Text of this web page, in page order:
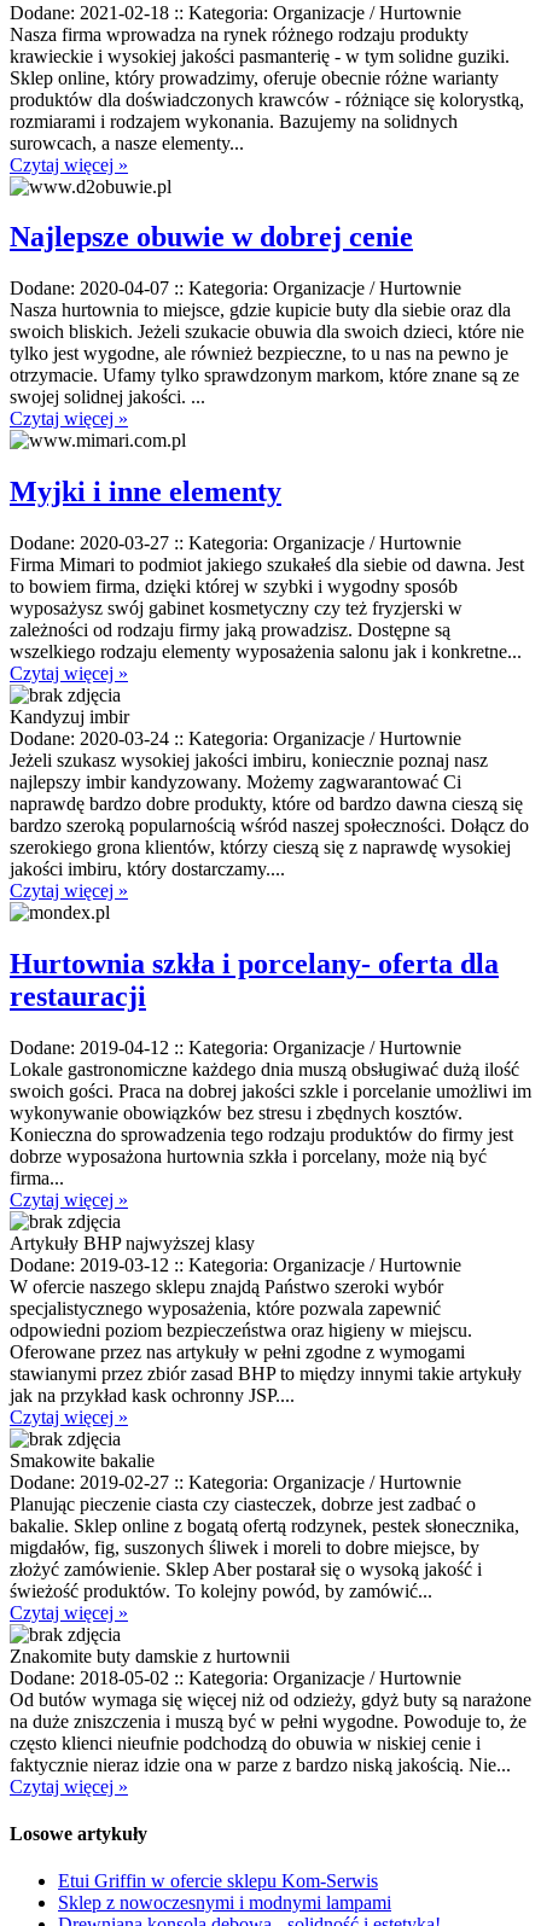
Dodane: 2021-02-18 :: Kategoria: Organizacje / Hurtownie
Nasza firma wprowadza na rynek różnego rodzaju produkty
krawieckie i wysokiej jakości pasmanterię - w tym solidne guziki.
Sklep online, który prowadzimy, oferuje obecnie różne warianty
produktów dla doświadczonych krawców - różniące się kolorystką,
rozmiarami i rodzajem wykonania. Bazujemy na solidnych
surowcach, a nasze elementy...
Czytaj więcej »
Najlepsze obuwie w dobrej cenie
Dodane: 2020-04-07 :: Kategoria: Organizacje / Hurtownie
Nasza hurtownia to miejsce, gdzie kupicie buty dla siebie oraz dla
swoich bliskich. Jeżeli szukacie obuwia dla swoich dzieci, które nie
tylko jest wygodne, ale również bezpieczne, to u nas na pewno je
otrzymacie. Ufamy tylko sprawdzonym markom, które znane są ze
swojej solidnej jakości. ...
Czytaj więcej »
Myjki i inne elementy
Dodane: 2020-03-27 :: Kategoria: Organizacje / Hurtownie
Firma Mimari to podmiot jakiego szukałeś dla siebie od dawna. Jest
to bowiem firma, dzięki której w szybki i wygodny sposób
wyposażysz swój gabinet kosmetyczny czy też fryzjerski w
zależności od rodzaju firmy jaką prowadzisz. Dostępne są
wszelkiego rodzaju elementy wyposażenia salonu jak i konkretne...
Czytaj więcej »
Kandyzuj imbir
Dodane: 2020-03-24 :: Kategoria: Organizacje / Hurtownie
Jeżeli szukasz wysokiej jakości imbiru, koniecznie poznaj nasz
najlepszy imbir kandyzowany. Możemy zagwarantować Ci
naprawdę bardzo dobre produkty, które od bardzo dawna cieszą się
bardzo szeroką popularnością wśród naszej społeczności. Dołącz do
szerokiego grona klientów, którzy cieszą się z naprawdę wysokiej
jakości imbiru, który dostarczamy....
Czytaj więcej »
Hurtownia szkła i porcelany- oferta dla
restauracji
Dodane: 2019-04-12 :: Kategoria: Organizacje / Hurtownie
Lokale gastronomiczne każdego dnia muszą obsługiwać dużą ilość
swoich gości. Praca na dobrej jakości szkle i porcelanie umożliwi im
wykonywanie obowiązków bez stresu i zbędnych kosztów.
Konieczna do sprowadzenia tego rodzaju produktów do firmy jest
dobrze wyposażona hurtownia szkła i porcelany, może nią być
firma...
Czytaj więcej »
Artykuły BHP najwyższej klasy
Dodane: 2019-03-12 :: Kategoria: Organizacje / Hurtownie
W ofercie naszego sklepu znajdą Państwo szeroki wybór
specjalistycznego wyposażenia, które pozwala zapewnić
odpowiedni poziom bezpieczeństwa oraz higieny w miejscu.
Oferowane przez nas artykuły w pełni zgodne z wymogami
stawianymi przez zbiór zasad BHP to między innymi takie artykuły
jak na przykład kask ochronny JSP....
Czytaj więcej »
Smakowite bakalie
Dodane: 2019-02-27 :: Kategoria: Organizacje / Hurtownie
Planując pieczenie ciasta czy ciasteczek, dobrze jest zadbać o
bakalie. Sklep online z bogatą ofertą rodzynek, pestek słonecznika,
migdałów, fig, suszonych śliwek i moreli to dobre miejsce, by
złożyć zamówienie. Sklep Aber postarał się o wysoką jakość i
świeżość produktów. To kolejny powód, by zamówić...
Czytaj więcej »
Znakomite buty damskie z hurtownii
Dodane: 2018-05-02 :: Kategoria: Organizacje / Hurtownie
Od butów wymaga się więcej niż od odzieży, gdyż buty są narażone
na duże zniszczenia i muszą być w pełni wygodne. Powoduje to, że
często klienci nieufnie podchodzą do obuwia w niskiej cenie i
faktycznie nieraz idzie ona w parze z bardzo niską jakością. Nie...
Czytaj więcej »
Losowe artykuły
Etui Griffin w ofercie sklepu Kom-Serwis
Sklep z nowoczesnymi i modnymi lampami